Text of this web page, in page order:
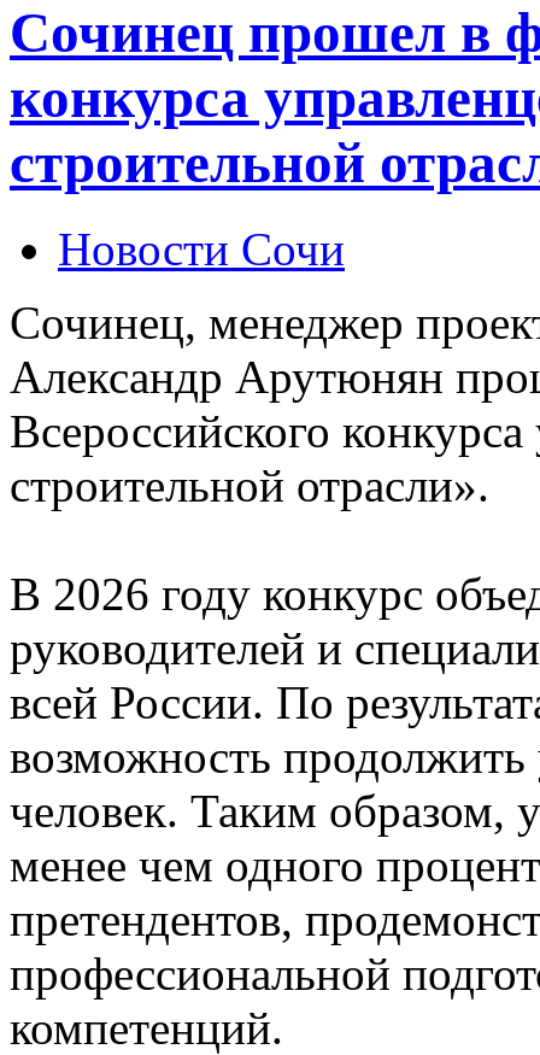
Сочинец прошел в
конкурса
строительной
Новости Сочи
Сочинец, менеджер
Александр Арутюнян
Всероссийского
строительной отрасли».
В 2026 году конкурс
руководителей и
всей России. По
возможность продолжить
человек. Таким образом,
менее чем одного
претендентов,
профессиональной
компетенций.